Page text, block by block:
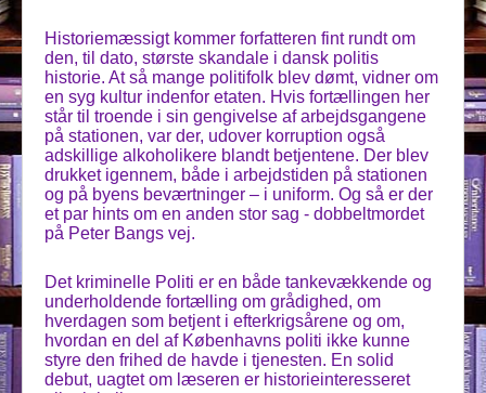
Historiemæssigt kommer forfatteren fint rundt om
den, til dato, største skandale i dansk politis
historie. At så mange politifolk blev dømt, vidner om
en syg kultur indenfor etaten. Hvis fortællingen her
står til troende i sin gengivelse af arbejdsgangene
på stationen, var der, udover korruption også
adskillige alkoholikere blandt betjentene. Der blev
drukket igennem, både i arbejdstiden på stationen
og på byens beværtninger – i uniform. Og så er der
et par hints om en anden stor sag - dobbeltmordet
på Peter Bangs vej.
Det kriminelle Politi er en både tankevækkende og
underholdende fortælling om grådighed, om
hverdagen som betjent i efterkrigsårene og om,
hvordan en del af Københavns politi ikke kunne
styre den frihed de havde i tjenesten. En solid
debut, uagtet om læseren er historieinteresseret